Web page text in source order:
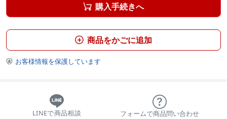
 購入手続きへ
 商品をかごに追加
 お客様情報を保護しています
LINEで商品相談 フォームで商品問い合わせ